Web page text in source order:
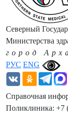
РУС ENG
Северный
Министерства
город
Справочная
Поликлиника: +7